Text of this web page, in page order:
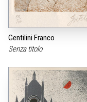
Gentilini Franco
Senza titolo